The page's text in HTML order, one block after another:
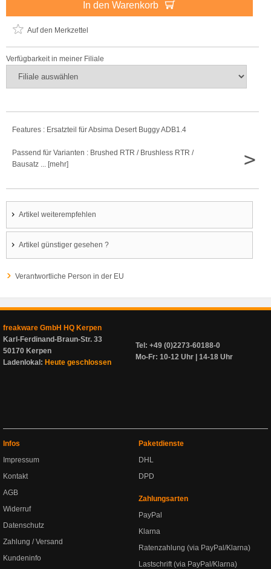
In den Warenkorb
Auf den Merkzettel
Verfügbarkeit in meiner Filiale
Features : Ersatzteil für Absima Desert Buggy ADB1.4
Passend für Varianten : Brushed RTR / Brushless RTR /
Bausatz ... [mehr]
>
Artikel weiterempfehlen
Artikel günstiger gesehen ?
Verantwortliche Person in der EU
freakware GmbH HQ Kerpen
Karl-Ferdinand-Braun-Str. 33
50170 Kerpen
Ladenlokal: Heute geschlossen
Tel: +49 (0)2273-60188-0
Mo-Fr: 10-12 Uhr | 14-18 Uhr
Infos
Impressum
Kontakt
AGB
Widerruf
Datenschutz
Zahlung / Versand
Kundeninfo
Paketdienste
DHL
DPD
Zahlungsarten
PayPal
Klarna
Ratenzahlung (via PayPal/Klarna)
Lastschrift (via PayPal/Klarna)